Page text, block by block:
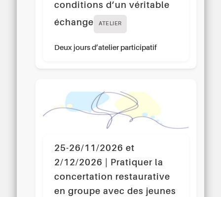
conditions d’un véritable
échange
ATELIER
Deux jours d’atelier participatif
25-26/11/2026 et
2/12/2026 | Pratiquer la
concertation restaurative
en groupe avec des jeunes